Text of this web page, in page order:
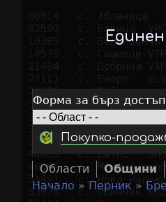
Форма за бърз
Покупко-
Области Общини
Начало »Перник »